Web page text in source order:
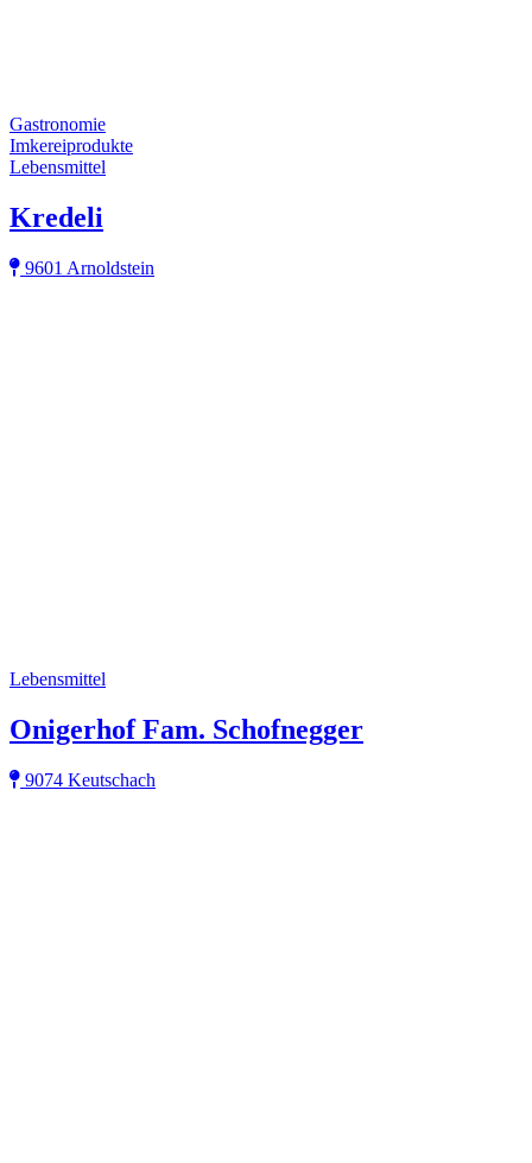
Gastronomie
Imkereiprodukte
Lebensmittel
Kredeli
9601 Arnoldstein
Lebensmittel
Onigerhof Fam. Schofnegger
9074 Keutschach